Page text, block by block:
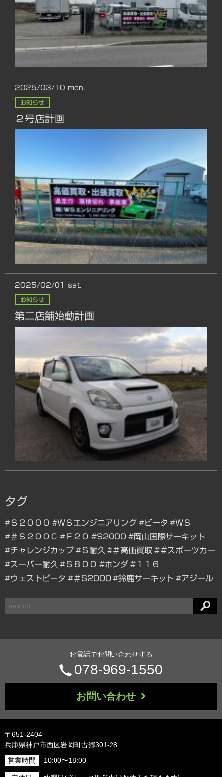
2025/03/10 mon.
お知らせ
２号店計画
2025/02/01 sat.
お知らせ
第二店舗始動計画
タグ
#Ｓ２０００ #ＷＳエンジニアリング #ビータ #ＷＳ
#＃Ｓ２０００ #Ｆ２０ #S2000 #岡山国際サーキット
#チャレンジカップ #Ｓ耐久 #＃高価買取 #＃スポーツカー
#スーパー耐久 #Ｓ８００ #ホンダ #１１６
#ウェストビータ #＃S2000 #鈴鹿サーキット #アジール
索
お電話でお問い合わせする
電
話
番
号：
078-969-1550
お問い合わせ
〒651-2404
兵庫県神戸市西区岩岡町古郷301-28
営業時間
10:00〜18:00